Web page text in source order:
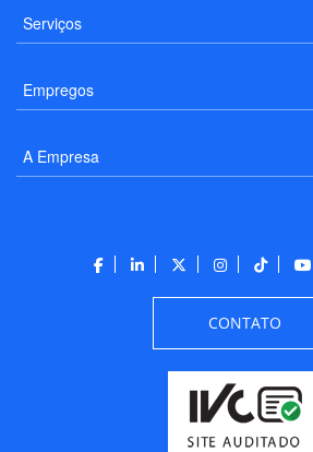
Serviços
Empregos
A Empresa
CONTATO